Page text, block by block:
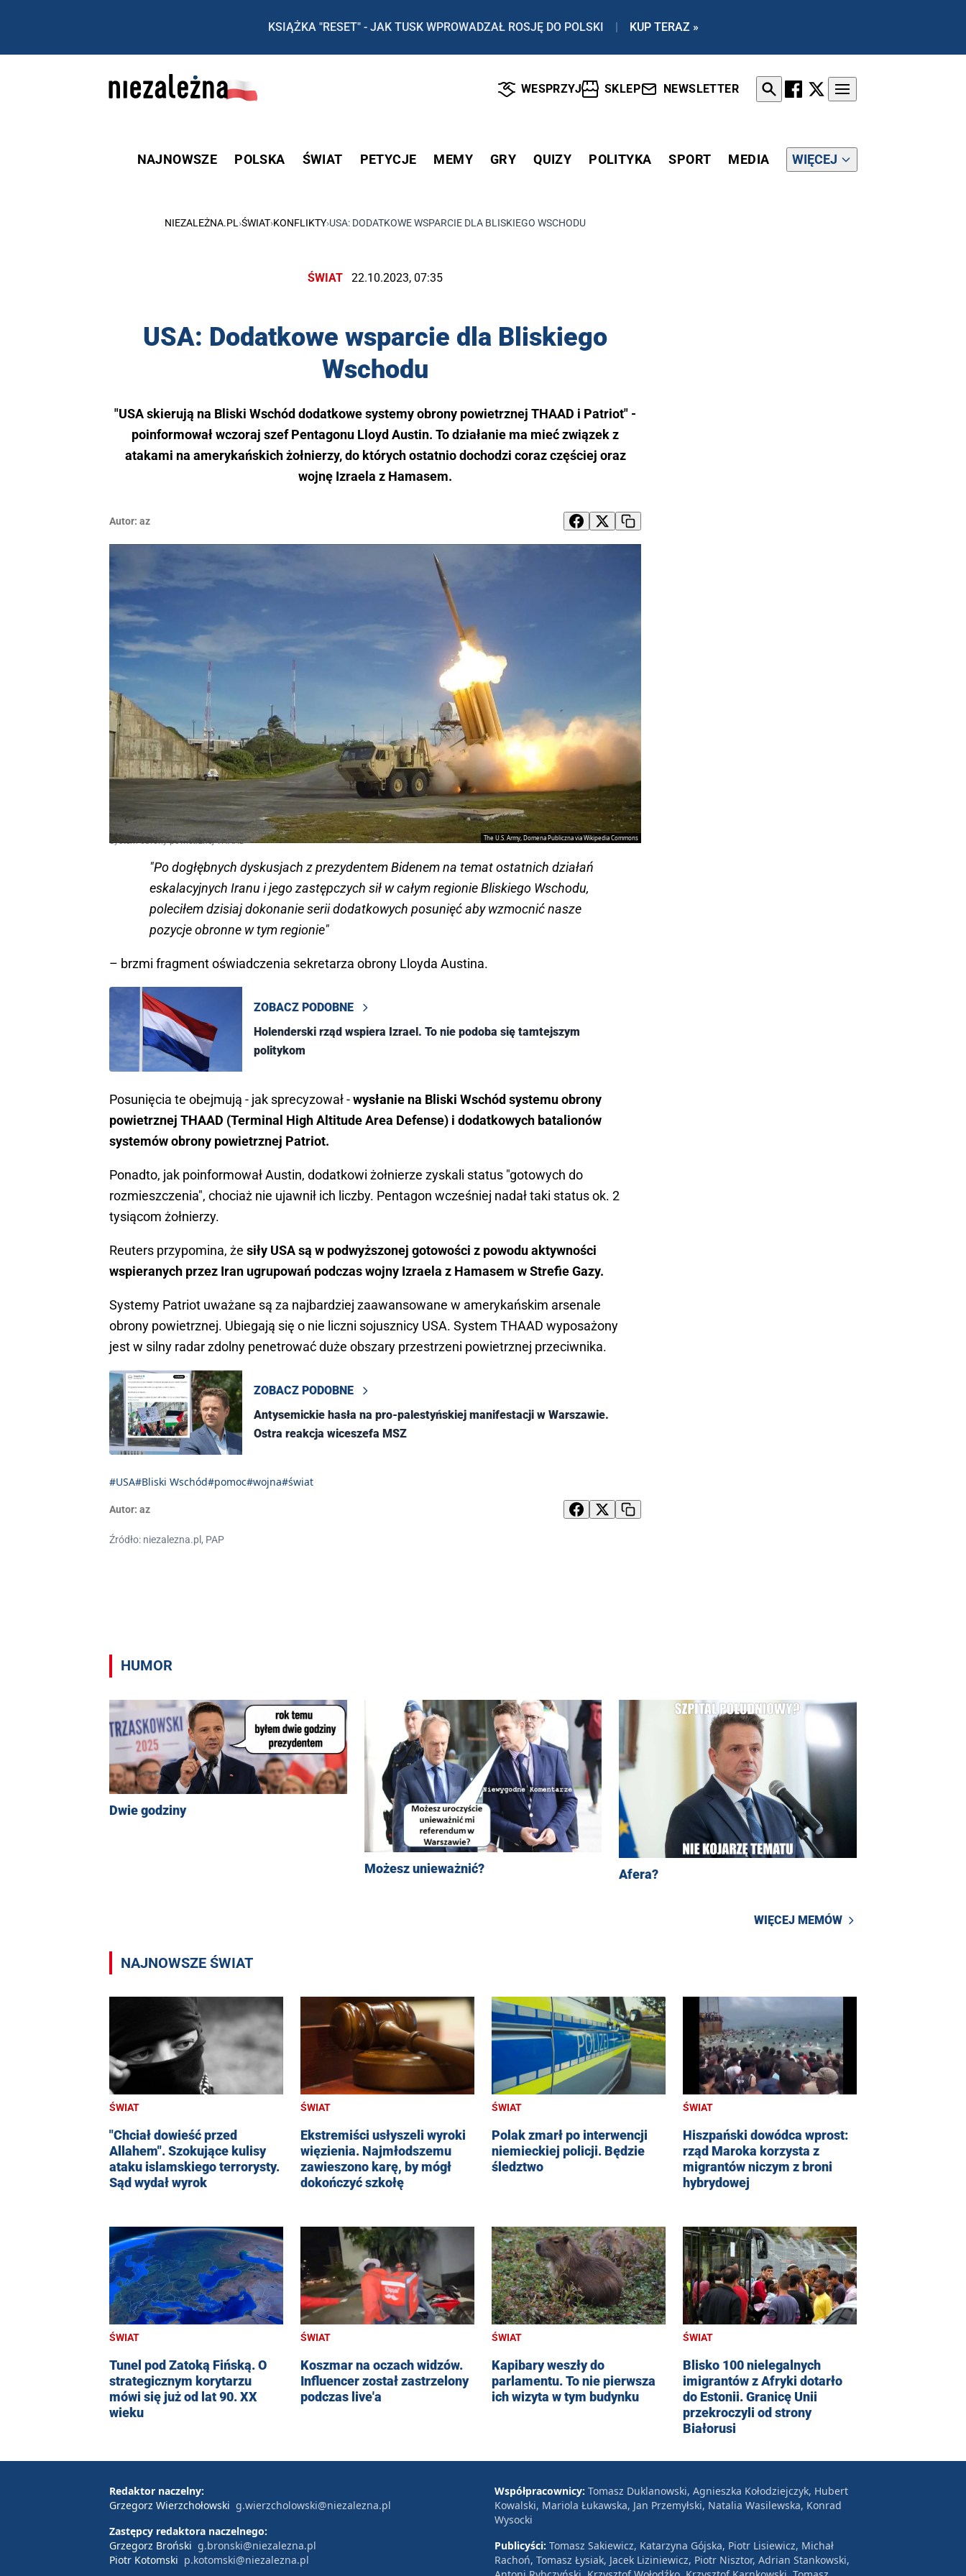
KSIĄŻKA "RESET" - JAK TUSK WPROWADZAŁ ROSJĘ DO POLSKI | KUP TERAZ »
WESPRZYJ SKLEP NEWSLETTER
NAJNOWSZE POLSKA ŚWIAT PETYCJE MEMY GRY QUIZY POLITYKA SPORT MEDIA WIĘCEJ
NIEZALEŻNA.PL ›ŚWIAT›KONFLIKTY›USA: DODATKOWE WSPARCIE DLA BLISKIEGO WSCHODU
ŚWIAT 22.10.2023, 07:35
USA: Dodatkowe wsparcie dla Bliskiego
Wschodu
"USA skierują na Bliski Wschód dodatkowe systemy obrony powietrznej THAAD i Patriot" -
poinformował wczoraj szef Pentagonu Lloyd Austin. To działanie ma mieć związek z
atakami na amerykańskich żołnierzy, do których ostatnio dochodzi coraz częściej oraz
wojnę Izraela z Hamasem.
Autor: az
The U.S. Army, Domena Publiczna via Wikipedia Commons
System obrony powietrznej THAAD
"Po dogłębnych dyskusjach z prezydentem Bidenem na temat ostatnich działań
eskalacyjnych Iranu i jego zastępczych sił w całym regionie Bliskiego Wschodu,
poleciłem dzisiaj dokonanie serii dodatkowych posunięć aby wzmocnić nasze
pozycje obronne w tym regionie"
– brzmi fragment oświadczenia sekretarza obrony Lloyda Austina.
ZOBACZ PODOBNE
Holenderski rząd wspiera Izrael. To nie podoba się tamtejszym
politykom
Posunięcia te obejmują - jak sprecyzował -wysłanie na Bliski Wschód systemu obrony
powietrznej THAAD (Terminal High Altitude Area Defense) i dodatkowych batalionów
systemów obrony powietrznej Patriot.
Ponadto, jak poinformował Austin, dodatkowi żołnierze zyskali status "gotowych do
rozmieszczenia", chociaż nie ujawnił ich liczby. Pentagon wcześniej nadał taki status ok. 2
tysiącom żołnierzy.
Reuters przypomina, że siły USA są w podwyższonej gotowości z powodu aktywności
wspieranych przez Iran ugrupowań podczas wojny Izraela z Hamasem w Strefie Gazy.
Systemy Patriot uważane są za najbardziej zaawansowane w amerykańskim arsenale
obrony powietrznej. Ubiegają się o nie liczni sojusznicy USA. System THAAD wyposażony
jest w silny radar zdolny penetrować duże obszary przestrzeni powietrznej przeciwnika.
ZOBACZ PODOBNE
Antysemickie hasła na pro-palestyńskiej manifestacji w Warszawie.
Ostra reakcja wiceszefa MSZ
#USA#Bliski Wschód#pomoc#wojna#świat
Autor: az
Źródło: niezalezna.pl, PAP
HUMOR
Dwie godziny
Możesz unieważnić? Afera?
WIĘCEJ MEMÓW
NAJNOWSZE ŚWIAT
ŚWIAT
"Chciał dowieść przed
Allahem". Szokujące kulisy
ataku islamskiego terrorysty.
Sąd wydał wyrok
ŚWIAT
Ekstremiści usłyszeli wyroki
więzienia. Najmłodszemu
zawieszono karę, by mógł
dokończyć szkołę
ŚWIAT
Polak zmarł po interwencji
niemieckiej policji. Będzie
śledztwo
ŚWIAT
Hiszpański dowódca wprost:
rząd Maroka korzysta z
migrantów niczym z broni
hybrydowej
ŚWIAT
Tunel pod Zatoką Fińską. O
strategicznym korytarzu
mówi się już od lat 90. XX
wieku
ŚWIAT
Koszmar na oczach widzów.
Influencer został zastrzelony
podczas live'a
ŚWIAT
Kapibary weszły do
parlamentu. To nie pierwsza
ich wizyta w tym budynku
ŚWIAT
Blisko 100 nielegalnych
imigrantów z Afryki dotarło
do Estonii. Granicę Unii
przekroczyli od strony
Białorusi
Redaktor naczelny:
Grzegorz Wierzchołowski g.wierzcholowski@niezalezna.pl
Zastępcy redaktora naczelnego:
Grzegorz Broński g.bronski@niezalezna.pl
Piotr Kotomski p.kotomski@niezalezna.pl
Współpracownicy: Tomasz Duklanowski, Agnieszka Kołodziejczyk, Hubert
Kowalski, Mariola Łukawska, Jan Przemyłski, Natalia Wasilewska, Konrad
Wysocki
Publicyści: Tomasz Sakiewicz, Katarzyna Gójska, Piotr Lisiewicz, Michał
Rachoń, Tomasz Łysiak, Jacek Liziniewicz, Piotr Nisztor, Adrian Stankowski,